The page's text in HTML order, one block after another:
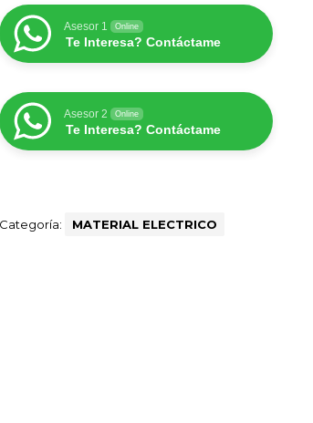
Asesor 1 Online
Te Interesa? Contáctame
Asesor 2 Online
Te Interesa? Contáctame
Categoría: MATERIAL ELECTRICO